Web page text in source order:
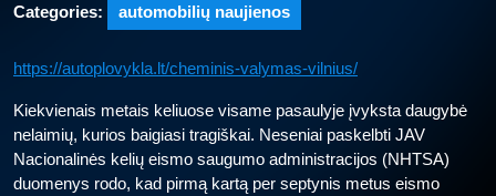
Categories: automobilių naujienos
https://autoplovykla.lt/cheminis-valymas-vilnius/
Kiekvienais metais keliuose visame pasaulyje įvyksta daugybė
nelaimių, kurios baigiasi tragiškai. Neseniai paskelbti JAV
Nacionalinės kelių eismo saugumo administracijos (NHTSA)
duomenys rodo, kad pirmą kartą per septynis metus eismo